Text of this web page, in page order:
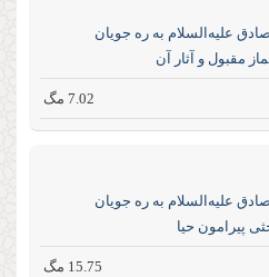
صادق علیه‌السلام به ره جویان
مقبول و آثار آن
7.02 مگ
صادق علیه‌السلام به ره جویان
پیرامون حیا
15.75 مگ